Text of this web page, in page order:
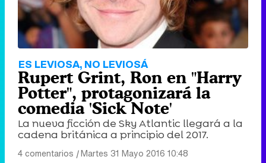
ES LEVIOSA, NO LEVIOSÁ
Rupert Grint, Ron en "Harry
Potter", protagonizará la
comedia 'Sick Note'
La nueva ficción de Sky Atlantic llegará a la
cadena británica a principio del 2017.
4 comentarios |Martes 31 Mayo 2016 10:48